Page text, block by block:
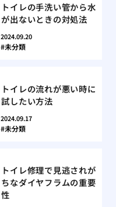
トイレの手洗い管から水
が出ないときの対処法
2024.09.20
未分類
トイレの流れが悪い時に
試したい方法
2024.09.17
未分類
トイレ修理で見逃されが
ちなダイヤフラムの重要
性